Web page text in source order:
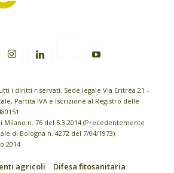
i diritti riservati. Sede legale Via Eritrea 21 -
Partita IVA e Iscrizione al Registro delle
Milano n. 76 del 5.3.2014 (Precedentemente
di Bologna n. 4272 del 7/04/1973)
2014
agricoli
Difesa fitosanitaria